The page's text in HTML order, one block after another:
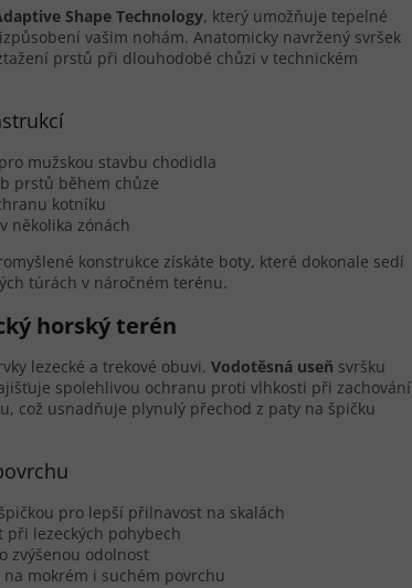
Shape Technology, který umožňuje tepelné
vašim nohám. Anatomicky navržený svršek
prstů při dlouhodobé chůzi v technickém
mužskou stavbu chodidla
prstů během chůze
kotníku
několika zónách
konstrukce získáte boty, které dokonale sedí
túrách v náročném terénu.
horský terén
lezecké a trekové obuvi. Vodotěsná useň svršku
spolehlivou ochranu proti vlhkosti při zachování
což usnadňuje plynulý přechod z paty na špičku
pro lepší přilnavost na skalách
lezeckých pohybech
zvýšenou odolnost
mokrém i suchém povrchu